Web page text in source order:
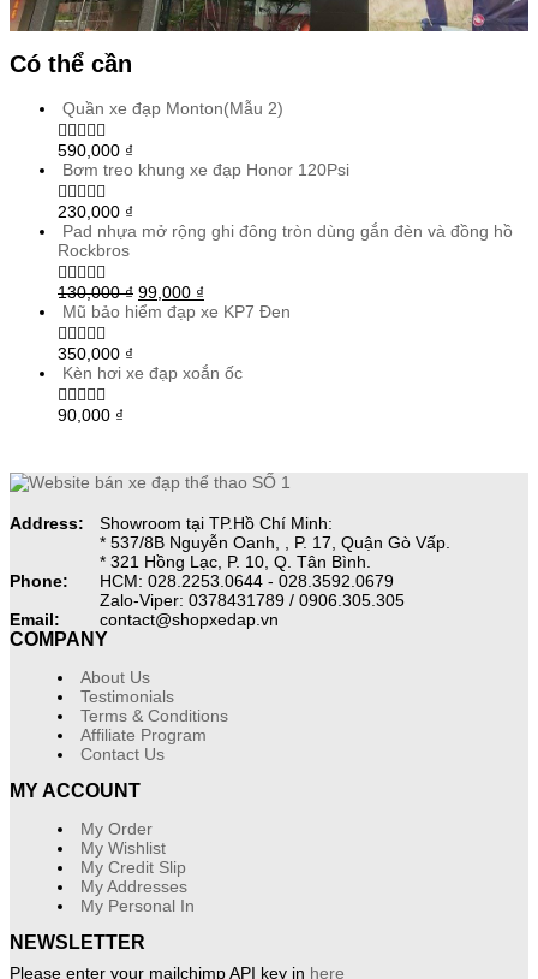
Có thể cần
Quần xe đạp Monton(Mẫu 2)
590,000 ₫
Bơm treo khung xe đạp Honor 120Psi
230,000 ₫
Pad nhựa mở rộng ghi đông tròn dùng gắn đèn và đồng hồ
Rockbros
130,000₫ 99,000 ₫
Mũ bảo hiểm đạp xe KP7 Đen
350,000 ₫
Kèn hơi xe đạp xoắn ốc
90,000 ₫
Address:
Showroom tại TP.Hồ Chí Minh:
* 537/8B Nguyễn Oanh, , P. 17, Quận Gò Vấp.
* 321 Hồng Lạc, P. 10, Q. Tân Bình.
Phone:
HCM: 028.2253.0644 - 028.3592.0679
Zalo-Viper: 0378431789 / 0906.305.305
Email:
contact@shopxedap.vn
COMPANY
About Us
Testimonials
Terms & Conditions
Affiliate Program
Contact Us
MY ACCOUNT
My Order
My Wishlist
My Credit Slip
My Addresses
My Personal In
NEWSLETTER
Please enter your mailchimp API key in here